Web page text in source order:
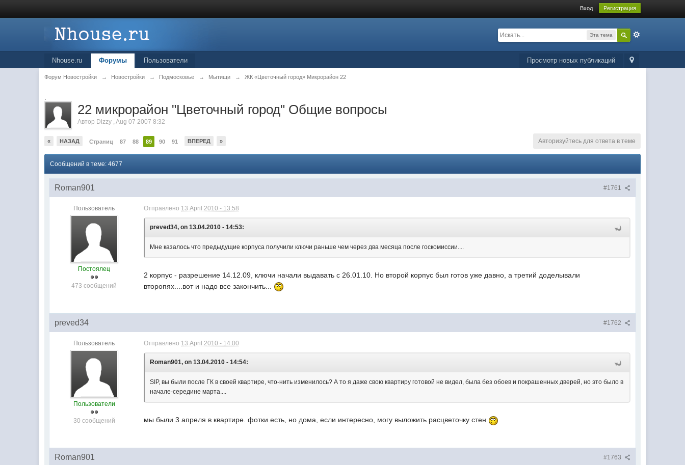
Вход Регистрация
Эта тема
Просмотр новых публикаций
Nhouse.ru Форумы Пользователи
Форум Новостройки → Новостройки → Подмосковье → Мытищи → ЖК «Цветочный город» Микрорайон 22
.
22 микрорайон "Цветочный город" Общие вопросы
Автор Dizzy ,Aug 07 2007 8:32
« НАЗАД Страниц 87 88 89 90 91 ВПЕРЕД » Авторизуйтесь для ответа в теме
Сообщений в теме: 4677
#1761
Roman901
Пользователь
Постоялец
473 сообщений
Отправлено 13 April 2010 - 13:58
preved34, on 13.04.2010 - 14:53:
Мне казалось что предыдущие корпуса получили ключи раньше чем через два месяца после госкомиссии....
2 корпус - разрешение 14.12.09, ключи начали выдавать с 26.01.10. Но второй корпус был готов уже давно, а третий доделывали
второпях....вот и надо все закончить...
#1762
preved34
Пользователь
Пользователи
30 сообщений
Отправлено 13 April 2010 - 14:00
Roman901, on 13.04.2010 - 14:54:
SIP, вы были после ГК в своей квартире, что-нить изменилось? А то я даже свою квартиру готовой не видел, была без обоев и покрашенных дверей, но это было в
начале-середине марта....
мы были 3 апреля в квартире. фотки есть, но дома, если интересно, могу выложить расцветочку стен
#1763
Roman901